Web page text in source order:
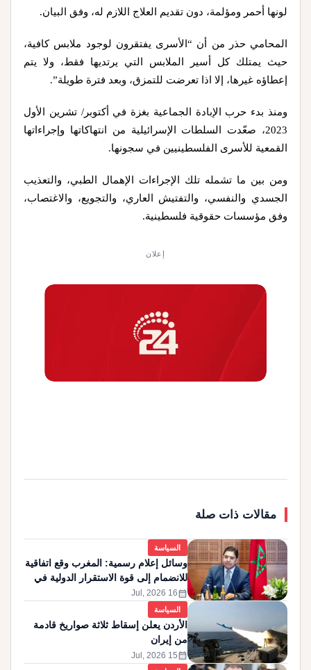
لونها أحمر ومؤلمة، دون تقديم العلاج اللازم له، وفق البيان.
المحامي حذر من أن “الأسرى يفتقرون لوجود ملابس كافية،
حيث يمتلك كل أسير الملابس التي يرتديها فقط، ولا يتم
إعطاؤه غيرها، إلا اذا تعرضت للتمزق، وبعد فترة طويلة”.
ومنذ بدء حرب الإبادة الجماعية بغزة في أكتوبر/ تشرين الأول
2023، صعّدت السلطات الإسرائيلية من انتهاكاتها وإجراءاتها
القمعية للأسرى الفلسطينيين في سجونها.
ومن بين ما تشمله تلك الإجراءات الإهمال الطبي، والتعذيب
الجسدي والنفسي، والتفتيش العاري، والتجويع، والاغتصاب،
وفق مؤسسات حقوقية فلسطينية.
إعلان
مقالات ذات صلة
السياسة
وسائل إعلام رسمية: المغرب وقع اتفاقية
للانضمام إلى قوة الاستقرار الدولية في
غزة
calendar_month
16 Jul, 2026
السياسة
الأردن يعلن إسقاط ثلاثة صواريخ قادمة
من إيران
calendar_month
15 Jul, 2026